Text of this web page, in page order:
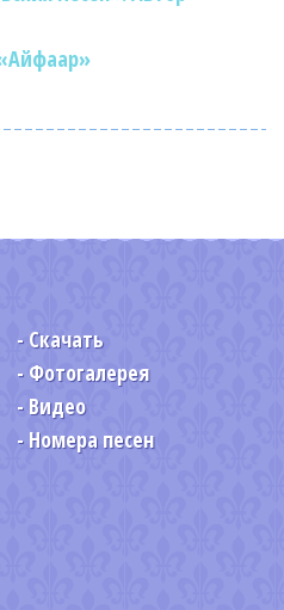
Скачать
Фотогалерея
Видео
Номера песен